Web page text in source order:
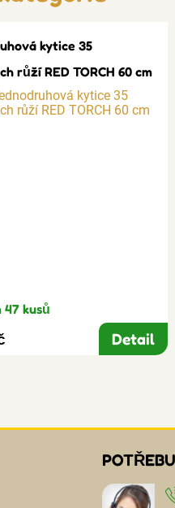
kytice 35
růží RED TORCH 60 cm
47 kusů
Detail